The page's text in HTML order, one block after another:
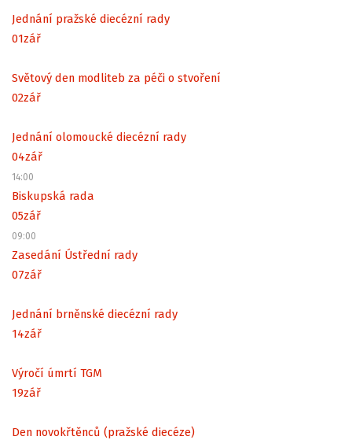
Jednání pražské diecézní rady
01zář
Světový den modliteb za péči o stvoření
02zář
Jednání olomoucké diecézní rady
04zář
14:00
Biskupská rada
05zář
09:00
Zasedání Ústřední rady
07zář
Jednání brněnské diecézní rady
14zář
Výročí úmrtí TGM
19zář
Den novokřtěnců (pražské diecéze)